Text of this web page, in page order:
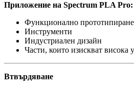
Приложение на Spectrum PLA Pro:
Функционално прототипиране
Инструменти
Индустриален дизайн
Части, които изискват висока
Втвърдяване